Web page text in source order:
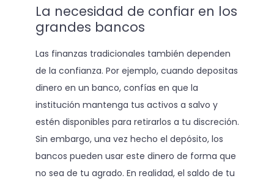
La necesidad de confiar en los
grandes bancos
Las finanzas tradicionales también dependen
de la confianza. Por ejemplo, cuando depositas
dinero en un banco, confías en que la
institución mantenga tus activos a salvo y
estén disponibles para retirarlos a tu discreción.
Sin embargo, una vez hecho el depósito, los
bancos pueden usar este dinero de forma que
no sea de tu agrado. En realidad, el saldo de tu